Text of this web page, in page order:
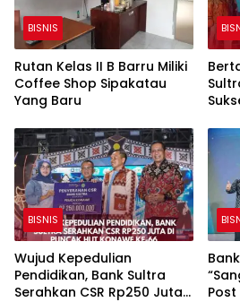
BISNIS
Rutan Kelas II B Barru Miliki
Coffee Shop Sipakatau
Yang Baru
BISNIS
Wujud Kepedulian
Pendidikan, Bank Sultra
Serahkan CSR Rp250 Juta